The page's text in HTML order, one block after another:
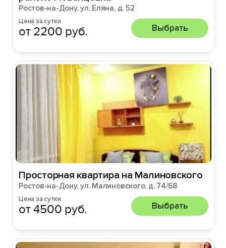
Ростов-на-Дону, ул. Еляна, д. 52
Цена за сутки
от 2200 руб. Выбрать
Просторная квартира на Малиновского
Ростов-на-Дону, ул. Малиновского, д. 74/68
Цена за сутки
от 4500 руб. Выбрать